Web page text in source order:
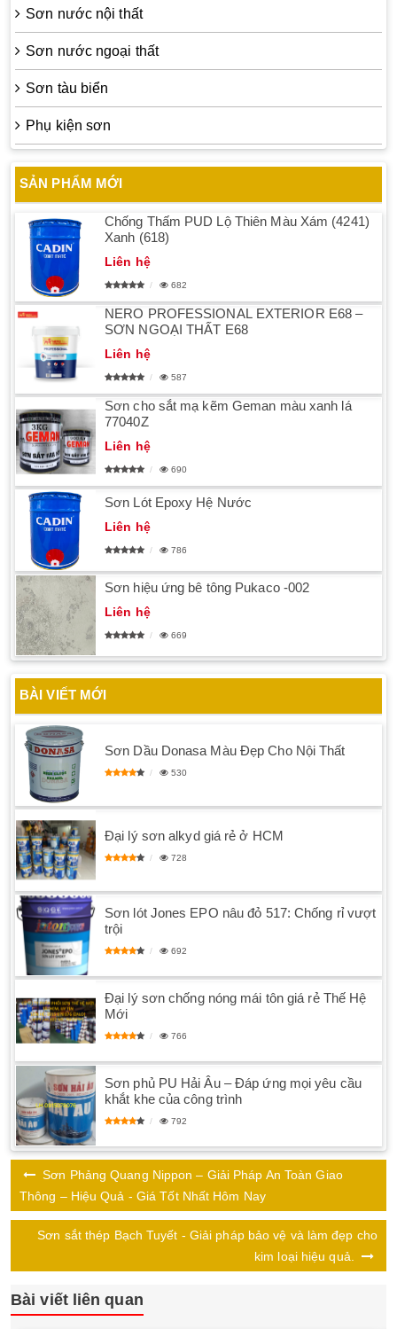
Sơn nước nội thất
Sơn nước ngoại thất
Sơn tàu biển
Phụ kiện sơn
SẢN PHẨM MỚI
Chống Thấm PUD Lộ Thiên Màu Xám (4241)
Xanh (618)
Liên hệ
682
NERO PROFESSIONAL EXTERIOR E68 –
SƠN NGOẠI THẤT E68
Liên hệ
587
Sơn cho sắt mạ kẽm Geman màu xanh lá
77040Z
Liên hệ
690
Sơn Lót Epoxy Hệ Nước
Liên hệ
786
Sơn hiệu ứng bê tông Pukaco -002
Liên hệ
669
BÀI VIẾT MỚI
Sơn Dầu Donasa Màu Đẹp Cho Nội Thất
530
Đại lý sơn alkyd giá rẻ ở HCM
728
Sơn lót Jones EPO nâu đỏ 517: Chống rỉ vượt
trội
692
Đại lý sơn chống nóng mái tôn giá rẻ Thế Hệ
Mới
766
Sơn phủ PU Hải Âu – Đáp ứng mọi yêu cầu
khắt khe của công trình
792
Sơn Phảng Quang Nippon – Giải Pháp An Toàn Giao
Thông – Hiệu Quả - Giá Tốt Nhất Hôm Nay
Sơn sắt thép Bạch Tuyết - Giải pháp bảo vệ và làm đẹp cho
kim loại hiệu quả.
Bài viết liên quan